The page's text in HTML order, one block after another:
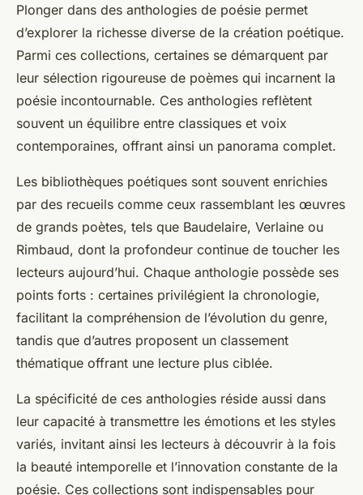
Plonger dans des anthologies de poésie permet
d’explorer la richesse diverse de la création poétique.
Parmi ces collections, certaines se démarquent par
leur sélection rigoureuse de poèmes qui incarnent la
poésie incontournable. Ces anthologies reflètent
souvent un équilibre entre classiques et voix
contemporaines, offrant ainsi un panorama complet.
Les bibliothèques poétiques sont souvent enrichies
par des recueils comme ceux rassemblant les œuvres
de grands poètes, tels que Baudelaire, Verlaine ou
Rimbaud, dont la profondeur continue de toucher les
lecteurs aujourd’hui. Chaque anthologie possède ses
points forts : certaines privilégient la chronologie,
facilitant la compréhension de l’évolution du genre,
tandis que d’autres proposent un classement
thématique offrant une lecture plus ciblée.
La spécificité de ces anthologies réside aussi dans
leur capacité à transmettre les émotions et les styles
variés, invitant ainsi les lecteurs à découvrir à la fois
la beauté intemporelle et l’innovation constante de la
poésie. Ces collections sont indispensables pour